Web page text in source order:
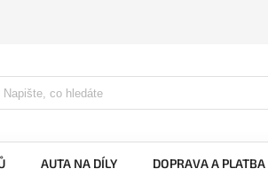
AUTA NA DÍLY DOPRAVA A PLATBA